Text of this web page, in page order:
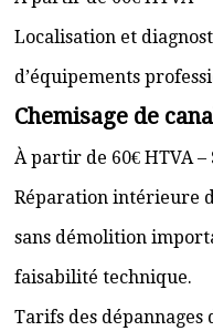
Localisation et
d’équipements
Chemisage de
À partir de 60€ HTVA –
Réparation intérieure
sans démolition
faisabilité technique.
Tarifs des dépannages